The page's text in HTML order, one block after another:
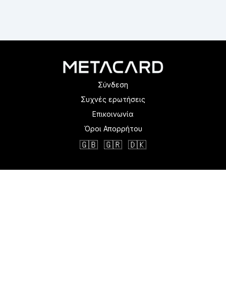
Σύνδεση
Συχνές ερωτήσεις
Επικοινωνία
Όροι Απορρήτου
🇬🇧 🇬🇷 🇩🇰